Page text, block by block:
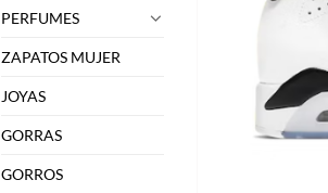
PERFUMES
ZAPATOS MUJER
JOYAS
GORRAS
GORROS